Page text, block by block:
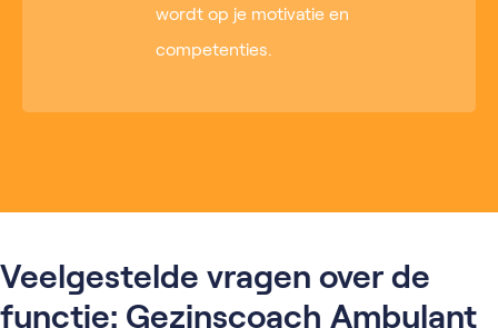
wordt op je motivatie en
competenties.
Veelgestelde vragen over de
functie: Gezinscoach Ambulant